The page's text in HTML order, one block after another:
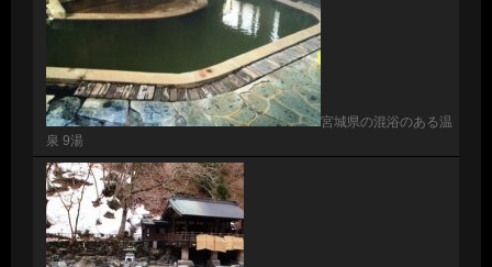
宮城県の混浴のある温
泉 9湯